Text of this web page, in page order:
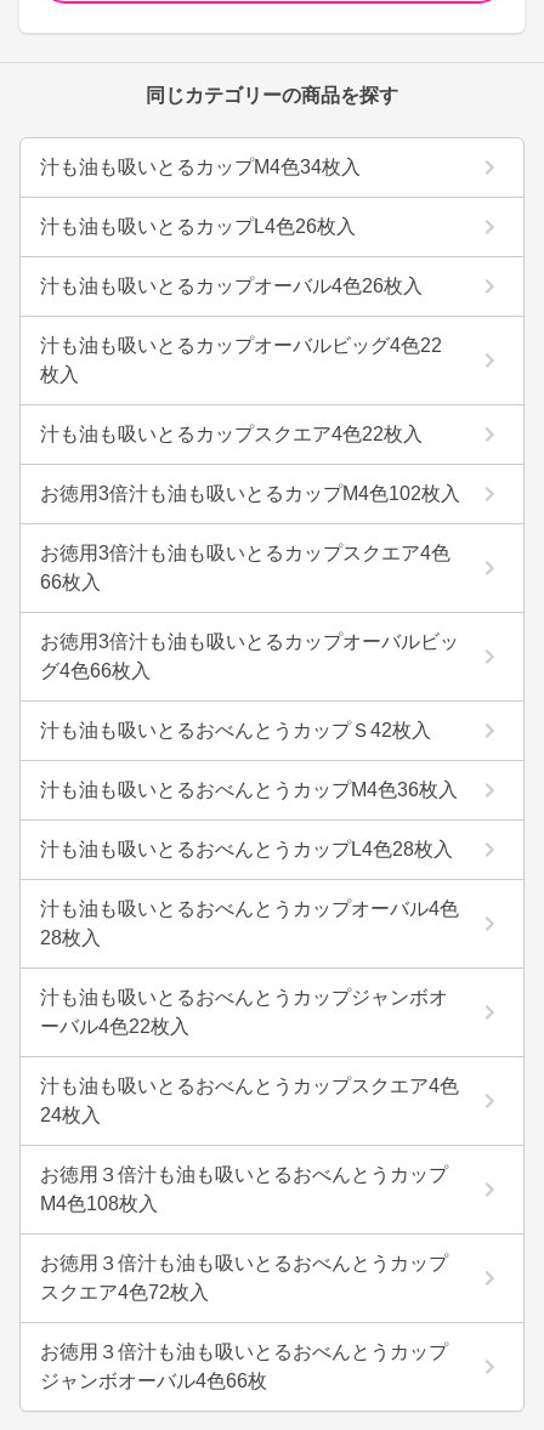
同じカテゴリーの商品を探す
汁も油も吸いとるカップM4色34枚入
汁も油も吸いとるカップL4色26枚入
汁も油も吸いとるカップオーバル4色26枚入
汁も油も吸いとるカップオーバルビッグ4色22
枚入
汁も油も吸いとるカップスクエア4色22枚入
お徳用3倍汁も油も吸いとるカップM4色102枚入
お徳用3倍汁も油も吸いとるカップスクエア4色
66枚入
お徳用3倍汁も油も吸いとるカップオーバルビッ
グ4色66枚入
汁も油も吸いとるおべんとうカップＳ42枚入
汁も油も吸いとるおべんとうカップM4色36枚入
汁も油も吸いとるおべんとうカップL4色28枚入
汁も油も吸いとるおべんとうカップオーバル4色
28枚入
汁も油も吸いとるおべんとうカップジャンボオ
ーバル4色22枚入
汁も油も吸いとるおべんとうカップスクエア4色
24枚入
お徳用３倍汁も油も吸いとるおべんとうカップ
M4色108枚入
お徳用３倍汁も油も吸いとるおべんとうカップ
スクエア4色72枚入
お徳用３倍汁も油も吸いとるおべんとうカップ
ジャンボオーバル4色66枚